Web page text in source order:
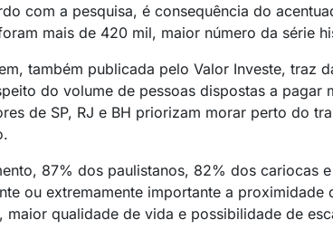
com a pesquisa, é consequência do
mais de 420 mil, maior número da série
também publicada pelo Valor Investe, traz
do volume de pessoas dispostas a pagar
de SP, RJ e BH priorizam morar perto do
87% dos paulistanos, 82% dos cariocas
ou extremamente importante a proximidade
maior qualidade de vida e possibilidade de